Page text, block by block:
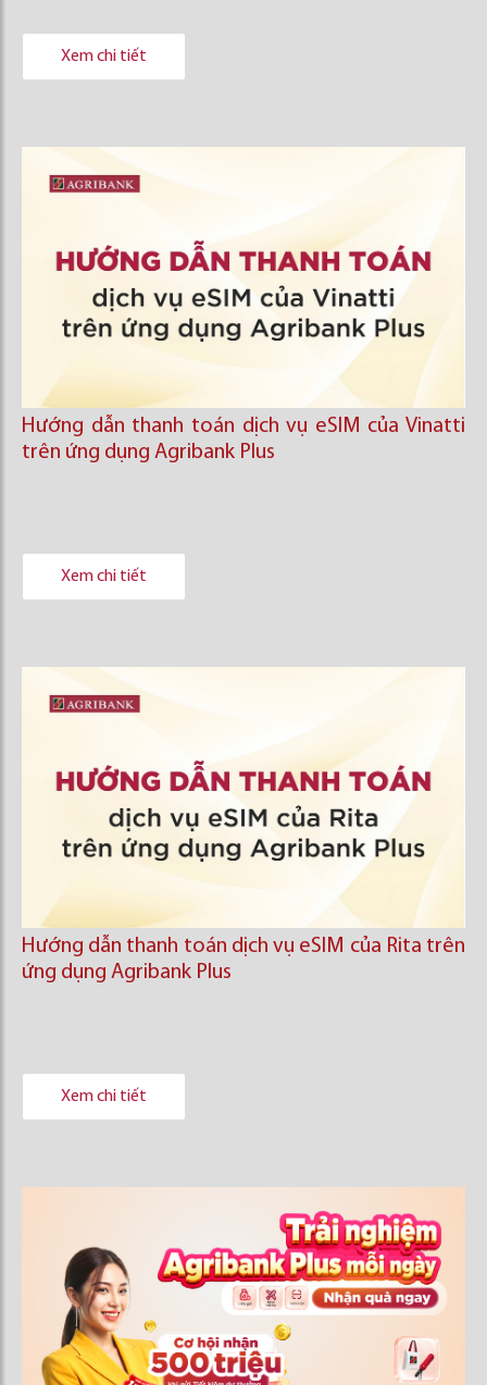
Xem chi tiết
Hướng dẫn thanh toán dịch vụ eSIM của Vinatti
trên ứng dụng Agribank Plus
Xem chi tiết
Hướng dẫn thanh toán dịch vụ eSIM của Rita trên
ứng dụng Agribank Plus
Xem chi tiết